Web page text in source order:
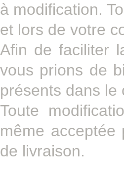
à modification.
et lors de votre
Afin de faciliter
vous prions de
présents dans le
Toute
même
de livraison.